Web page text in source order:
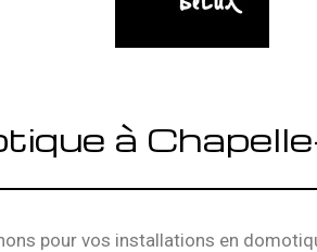
à
pour vos installations en